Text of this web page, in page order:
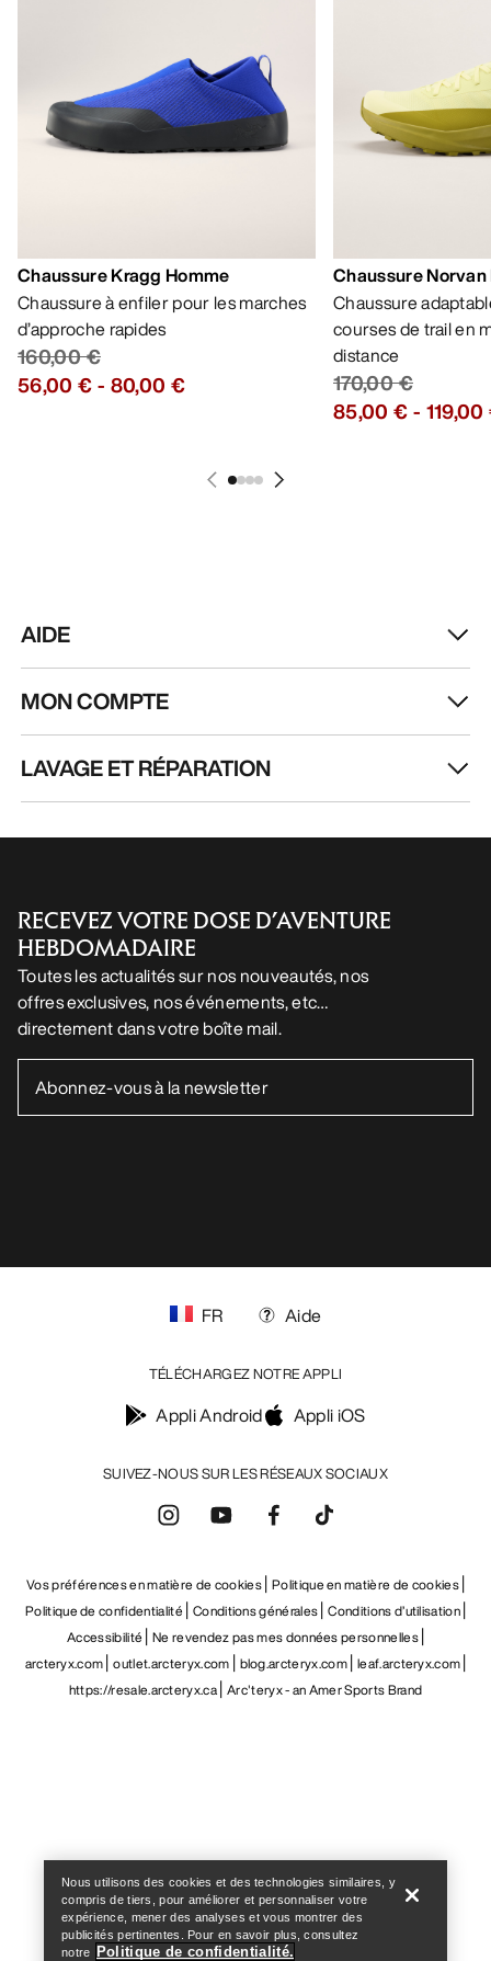
Chaussure Kragg Homme
Chaussure à enfiler pour les marches
d’approche rapides
160,00 €
56,00 €- 80,00 €
Chaussure
Chaussure
courses de trail en
distance
170,00 €
85,00 €-
AIDE
MON COMPTE
LAVAGE ET RÉPARATION
RECEVEZ VOTRE DOSE D’AVENTURE
HEBDOMADAIRE
Toutes les actualités sur nos nouveautés, nos
offres exclusives, nos événements, etc…
directement dans votre boîte mail.
SUIVEZ-NOUS SUR LES RÉSEAUX SOCIAUX
FR Aide
TÉLÉCHARGEZ NOTRE APPLI
Appli Android Appli iOS
Vos préférences en matière de cookies Politique en matière de cookies
Politique de confidentialité Conditions générales Conditions d’utilisation
Accessibilité Ne revendez pas mes données personnelles
arcteryx.com outlet.arcteryx.com blog.arcteryx.com leaf.arcteryx.com
https://resale.arcteryx.ca Arc'teryx - an Amer Sports Brand
Nous utilisons des cookies et des technologies similaires, y
compris de tiers, pour améliorer et personnaliser votre
expérience, mener des analyses et vous montrer des
publicités pertinentes. Pour en savoir plus, consultez
notre
Politique de confidentialité.